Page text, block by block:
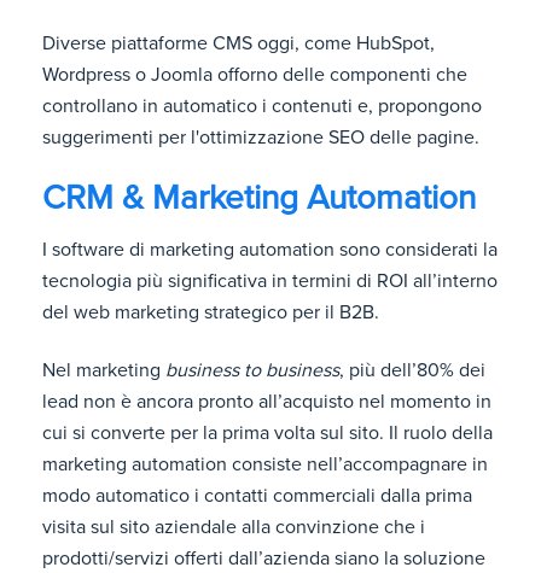
Diverse piattaforme CMS oggi, come HubSpot,
Wordpress o Joomla offorno delle componenti che
controllano in automatico i contenuti e, propongono
suggerimenti per l'ottimizzazione SEO delle pagine.
CRM & Marketing Automation
I software di marketing automation sono considerati la
tecnologia più significativa in termini di ROI all’interno
del web marketing strategico per il B2B.
Nel marketing business to business, più dell’80% dei
lead non è ancora pronto all’acquisto nel momento in
cui si converte per la prima volta sul sito. Il ruolo della
marketing automation consiste nell’accompagnare in
modo automatico i contatti commerciali dalla prima
visita sul sito aziendale alla convinzione che i
prodotti/servizi offerti dall’azienda siano la soluzione